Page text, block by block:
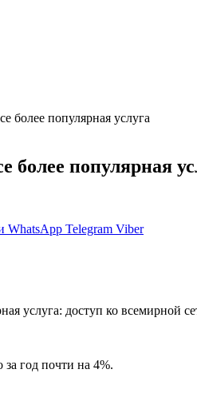
популярная услуга
популярная
WhatsApp Telegram Viber
услуга: доступ ко всемирной
год почти на 4%.